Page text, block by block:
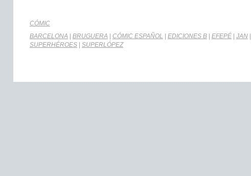
CÓMIC
BARCELONA
BRUGUERA CÓMIC ESPAÑOL EDICIONES B EFEPÉ JAN
SUPERHÉROES
SUPERLÓPEZ